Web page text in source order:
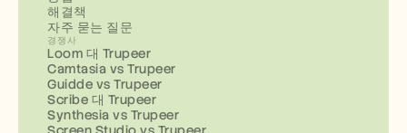
해결책
자주 묻는 질문
경쟁사
Loom 대 Trupeer
Camtasia vs Trupeer
Guidde vs Trupeer
Scribe 대 Trupeer
Synthesia vs Trupeer